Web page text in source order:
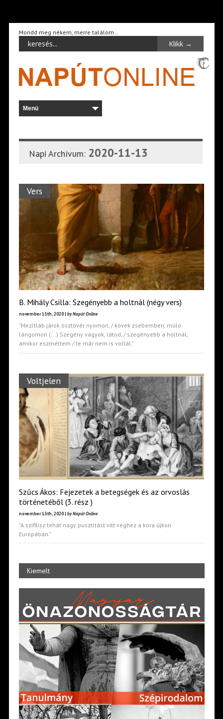
Mondd meg nékem, merre találom…
Napi Archívum: 2020-11-13
Vers
B. Mihály Csilla: Szegényebb a holtnál (négy vers)
november 13th, 2020 | by Napút Online
"Mezítláb járok ösztövér nyomon, / kövek zsebemben, múló
lángomon (...) Szegény vagyok, látod, / szegényebb a holtnál,
amikor eszméltem / te már nem is voltál."
Voltjelen
Szűcs Ákos: Fejezetek a betegségek és az orvoslás
történetéből (3. rész )
november 13th, 2020 | by Napút Online
"A szifilisz tehát nagy pusztítást vitt véghez a kora újkori
Európában."
Kiemelt